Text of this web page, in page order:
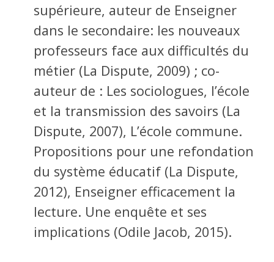
supérieure, auteur de Enseigner
dans le secondaire: les nouveaux
professeurs face aux difficultés du
métier (La Dispute, 2009) ; co-
auteur de : Les sociologues, l’école
et la transmission des savoirs (La
Dispute, 2007), L’école commune.
Propositions pour une refondation
du système éducatif (La Dispute,
2012), Enseigner efficacement la
lecture. Une enquête et ses
implications (Odile Jacob, 2015).